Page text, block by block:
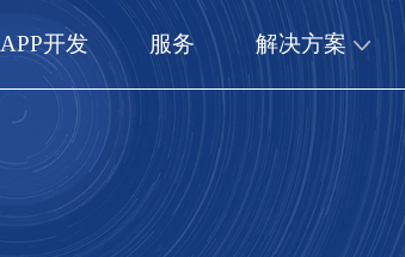
APP开发 服务 解决方案